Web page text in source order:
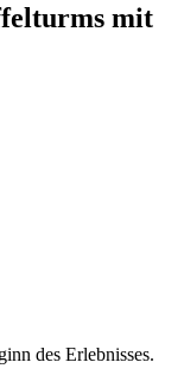
mit
des Erlebnisses.